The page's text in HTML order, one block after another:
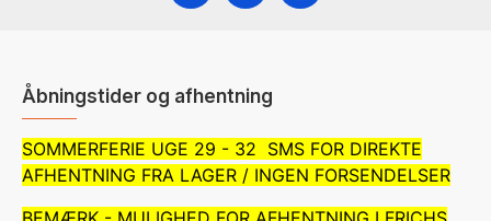
Åbningstider og afhentning
SOMMERFERIE UGE 29 - 32 SMS FOR DIREKTE
AFHENTNING FRA LAGER / INGEN FORSENDELSER